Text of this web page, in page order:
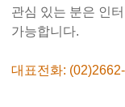
관심 있는 분은 인
가능합니다.
대표전화: